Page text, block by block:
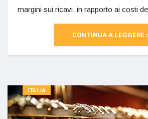
margini sui ricavi, in rapporto ai costi
CONTINUA A LEGGERE
ITALIA